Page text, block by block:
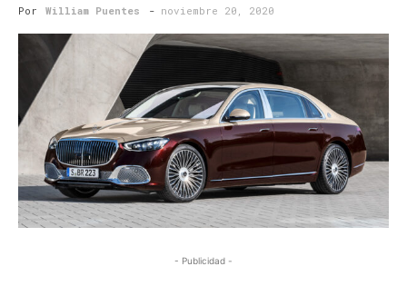
Por William Puentes - noviembre 20, 2020
- Publicidad -